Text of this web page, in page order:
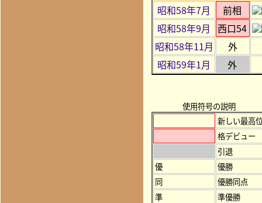
昭和58年7月
前相
昭和58年9月
西口54
昭和58年11月
外
昭和59年1月
外
使用符号の説明
新しい最高
格デビュー
引退
優
優勝
同
優勝同点
準
準優勝